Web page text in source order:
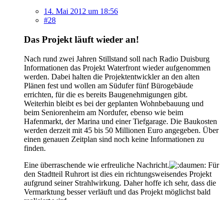
14. Mai 2012 um 18:56
#28
Das Projekt läuft wieder an!
Nach rund zwei Jahren Stillstand soll nach Radio Duisburg
Informationen das Projekt Waterfront wieder aufgenommen
werden. Dabei halten die Projektentwickler an den alten
Plänen fest und wollen am Südufer fünf Bürogebäude
errichten, für die es bereits Baugenehmigungen gibt.
Weiterhin bleibt es bei der geplanten Wohnbebauung und
beim Seniorenheim am Nordufer, ebenso wie beim
Hafenmarkt, der Marina und einer Tiefgarage. Die Baukosten
werden derzeit mit 45 bis 50 Millionen Euro angegeben. Über
einen genauen Zeitplan sind noch keine Informationen zu
finden.
Eine überraschende wie erfreuliche Nachricht.
Für
den Stadtteil Ruhrort ist dies ein richtungsweisendes Projekt
aufgrund seiner Strahlwirkung. Daher hoffe ich sehr, dass die
Vermarktung besser verläuft und das Projekt möglichst bald